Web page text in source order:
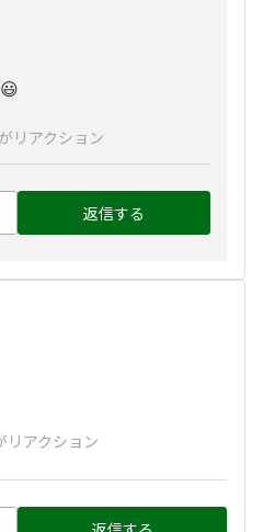
がリアクション
返信する
リアクション